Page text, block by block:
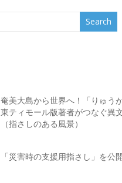
奄美大島から世界へ！「りゅう
東ティモール版著者がつなぐ異
（指さしのある風景）
「災害時の支援用指さし」を公